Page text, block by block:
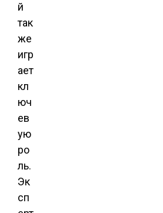
й
так
же
игр
ает
кл
юч
ев
ую
ро
ль.
Эк
сп